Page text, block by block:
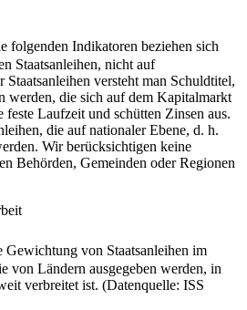
folgenden Indikatoren beziehen sich
Staatsanleihen, nicht auf
versteht man Schuldtitel,
werden, die sich auf dem Kapitalmarkt
feste Laufzeit und schütten Zinsen aus.
die auf nationaler Ebene, d. h.
Wir berücksichtigen keine
Behörden, Gemeinden oder Regionen
Gewichtung von Staatsanleihen im
von Ländern ausgegeben werden, in
verbreitet ist. (Datenquelle: ISS